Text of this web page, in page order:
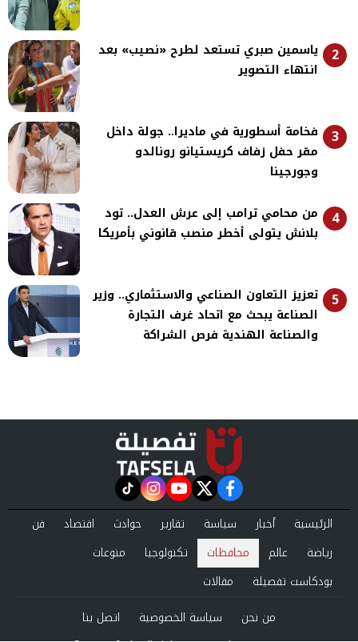
2
ياسمين صبري تستعد لطرح «نصيب» بعد
انتهاء التصوير
3
فخامة أسطورية في ماديرا.. جولة داخل
مقر حفل زفاف كريستيانو رونالدو
وجورجينا
4
من محامي ترامب إلى عرش العدل.. تود
بلانش يتولى أخطر منصب قانوني بأمريكا
5
تعزيز التعاون الصناعي والاستثماري.. وزير
الصناعة يبحث مع اتحاد غرف التجارة
والصناعة الهندية فرص الشراكة
facebook
twitter
youtube
instagram
tiktok
الرئيسية أخبار سياسة تقارير حوادث اقتصاد
فن
رياضة
عالم محافظات تكنولوجيا
منوعات
بودكاست تفصيلة
مقالات
من نحن
سياسة الخصوصية اتصل بنا